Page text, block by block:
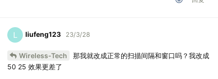
L liufeng123 23/3/28
Wireless-Tech
那我就改成正常的扫描间隔和窗口吗？我改成
50 25 效果更差了